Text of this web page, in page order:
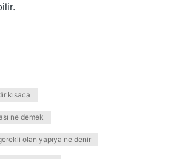
kısaca
ne demek
olan yapıya ne denir